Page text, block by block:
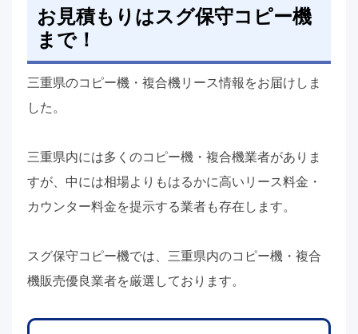
お見積もりはスグ保守コピー機
まで！
三重県のコピー機・複合機リース情報をお届けしま
した。
三重県内には多くのコピー機・複合機業者がありま
すが、中には相場よりもはるかに高いリース料金・
カウンター料金を提示する業者も存在します。
スグ保守コピー機では、三重県内のコピー機・複合
機販売優良業者を厳選しております。